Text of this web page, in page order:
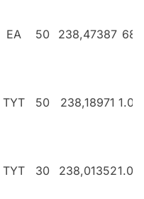
EA 50 238,47387
TYT 50 238,18971
TYT 30 238,01352